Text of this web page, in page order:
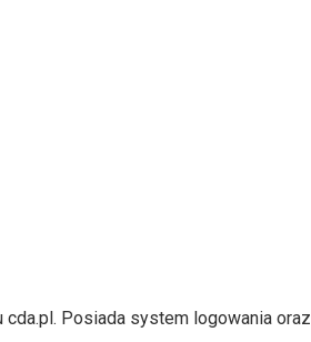
Posiada system logowania oraz